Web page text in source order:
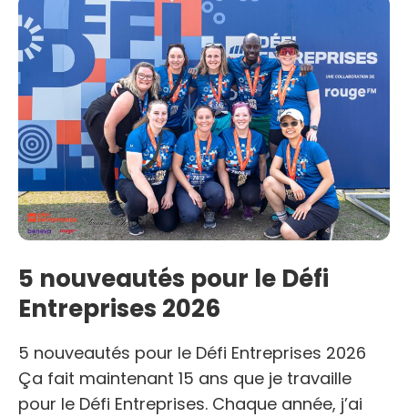
5 nouveautés pour le Défi
Entreprises 2026
5 nouveautés pour le Défi Entreprises 2026
Ça fait maintenant 15 ans que je travaille
pour le Défi Entreprises. Chaque année, j’ai